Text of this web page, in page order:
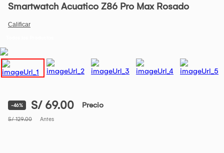
Smartwatch Acuatico Z86 Pro Max Rosado
-46% S/ 69.00 Precio
S/ 129.00 Antes